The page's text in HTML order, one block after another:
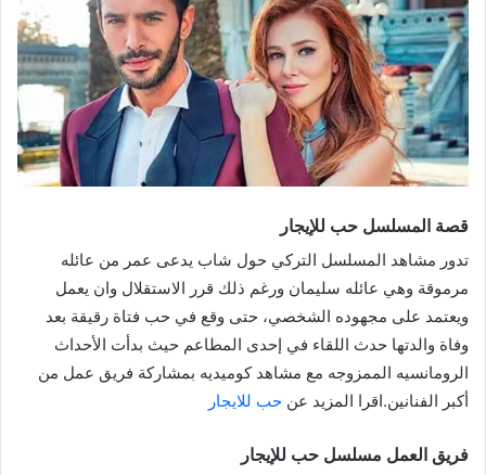
قصة المسلسل حب للإيجار
تدور مشاهد المسلسل التركي حول شاب يدعى عمر من عائله
مرموقة وهي عائله سليمان ورغم ذلك قرر الاستقلال وان يعمل
ويعتمد على مجهوده الشخصي، حتى وقع في حب فتاة رقيقة بعد
وفاة والدتها حدث اللقاء في إحدى المطاعم حيث بدأت الأحداث
الرومانسيه الممزوجه مع مشاهد كوميديه بمشاركة فريق عمل من
أكبر الفنانين.اقرا المزيد عن حب للايجار
فريق العمل مسلسل حب للإيجار